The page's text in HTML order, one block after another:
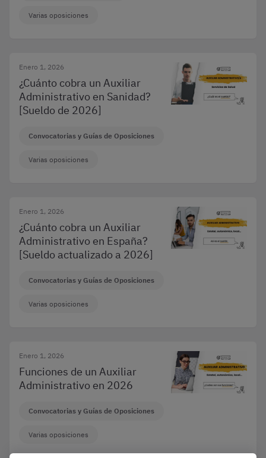
Varias oposiciones
Enero 1, 2026
¿Cuánto cobra un Auxiliar
Administrativo en Sanidad?
[Sueldo de 2026]
Convocatorias y Guías de Oposiciones
Varias oposiciones
Enero 1, 2026
¿Cuánto cobra un Auxiliar
Administrativo en España?
[Sueldo actualizado a 2026]
Convocatorias y Guías de Oposiciones
Varias oposiciones
Enero 1, 2026
Funciones de un Auxiliar
Administrativo en 2026
Convocatorias y Guías de Oposiciones
Varias oposiciones